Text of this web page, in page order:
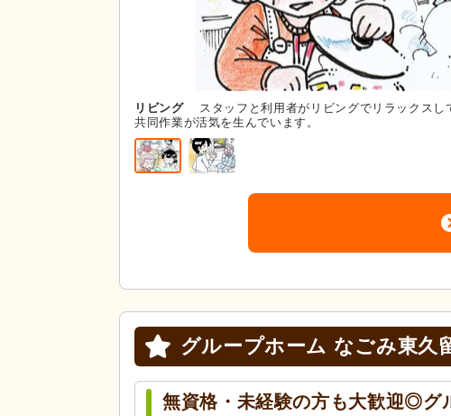
リビング
スタッフと利用者がリビングでリラックスし
共同作業が活気を生んでいます。
グループホーム なごみ東久
無資格・未経験の方も大歓迎◎グ